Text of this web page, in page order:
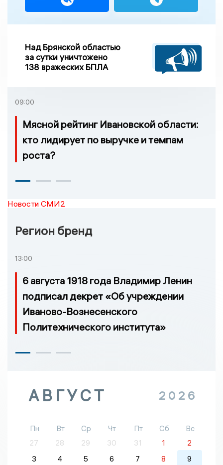
Над Брянской областью
за сутки уничтожено
138 вражеских БПЛА
09:00
Мясной рейтинг Ивановской области:
кто лидирует по выручке и темпам
роста?
Новости СМИ2
Регион бренд
13:00
6 августа 1918 года Владимир Ленин
подписал декрет «Об учреждении
Иваново-Вознесенского
Политехнического института»
АВГУСТ 2026
Пн Вт Ср Чт Пт Сб
Вс
27
28 29 30 31 1
2
3
4 5 6 7 8
9